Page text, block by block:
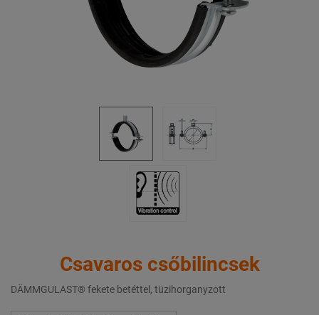
Csavaros csőbilincsek
DÄMMGULAST® fekete betéttel, tüzihorganyzott